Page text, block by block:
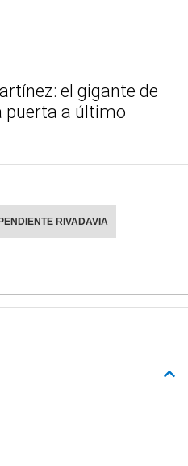
el gigante de
puerta a último
RIVADAVIA